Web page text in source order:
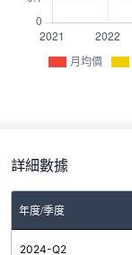
月均價
詳細數據
年度/季度
2024-Q2